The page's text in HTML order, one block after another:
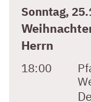
Sonntag,
Herrn
18:00